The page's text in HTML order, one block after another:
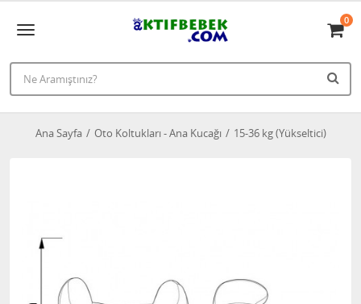
0
Ana Sayfa Oto Koltukları - Ana Kucağı 15-36 kg (Yükseltici)